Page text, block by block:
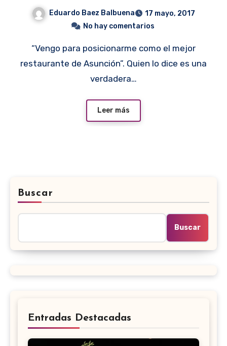
Eduardo Baez Balbuena
17 mayo, 2017
No hay comentarios
“Vengo para posicionarme como el mejor
restaurante de Asunción”. Quien lo dice es una
verdadera…
Leer más
Buscar
Buscar
Entradas Destacadas